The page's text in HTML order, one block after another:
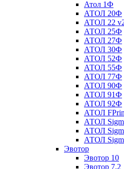
Атол 1Ф
АТОЛ 20Ф
АТОЛ 22
АТОЛ 25Ф
АТОЛ 27Ф
АТОЛ 30Ф
АТОЛ 52Ф
АТОЛ 55Ф
АТОЛ 77Ф
АТОЛ 90Ф
АТОЛ 91Ф
АТОЛ 92Ф
АТОЛ
АТОЛ
АТОЛ
АТОЛ
Эвотор
Эвотор 10
Эвотор 7.2